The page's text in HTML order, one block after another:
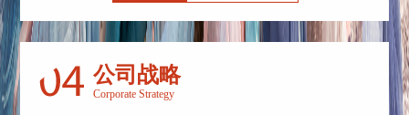
公司战略
Corporate Strategy